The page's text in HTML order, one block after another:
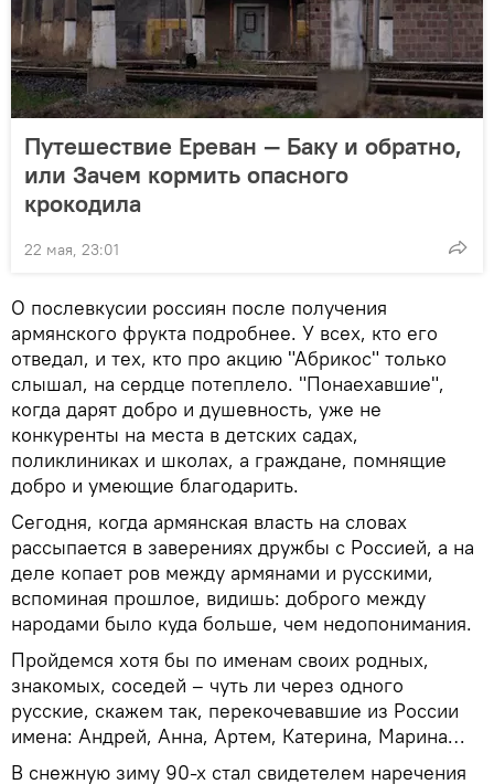
Путешествие Ереван — Баку и обратно,
или Зачем кормить опасного
крокодила
22 мая, 23:01
О послевкусии россиян после получения
армянского фрукта подробнее. У всех, кто его
отведал, и тех, кто про акцию "Абрикос" только
слышал, на сердце потеплело. "Понаехавшие",
когда дарят добро и душевность, уже не
конкуренты на места в детских садах,
поликлиниках и школах, а граждане, помнящие
добро и умеющие благодарить.
Сегодня, когда армянская власть на словах
рассыпается в заверениях дружбы с Россией, а на
деле копает ров между армянами и русскими,
вспоминая прошлое, видишь: доброго между
народами было куда больше, чем недопонимания.
Пройдемся хотя бы по именам своих родных,
знакомых, соседей – чуть ли через одного
русские, скажем так, перекочевавшие из России
имена: Андрей, Анна, Артем, Катерина, Марина…
В снежную зиму 90-х стал свидетелем наречения